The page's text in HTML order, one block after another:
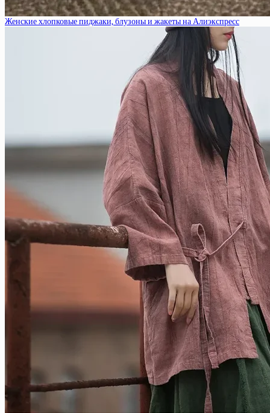
Женские хлопковые пиджаки, блузоны и жакеты на Алиэкспресс